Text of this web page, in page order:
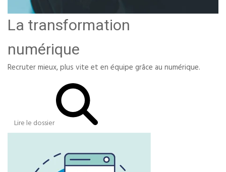
La transformation
numérique
Recruter mieux, plus vite et en équipe grâce au numérique.
Lire le dossier